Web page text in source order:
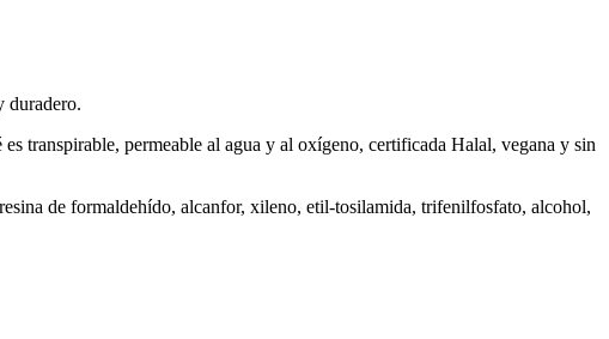
duradero.
transpirable, permeable al agua y al oxígeno, certificada Halal, vegana y sin
de formaldehído, alcanfor, xileno, etil-tosilamida, trifenilfosfato, alcohol,